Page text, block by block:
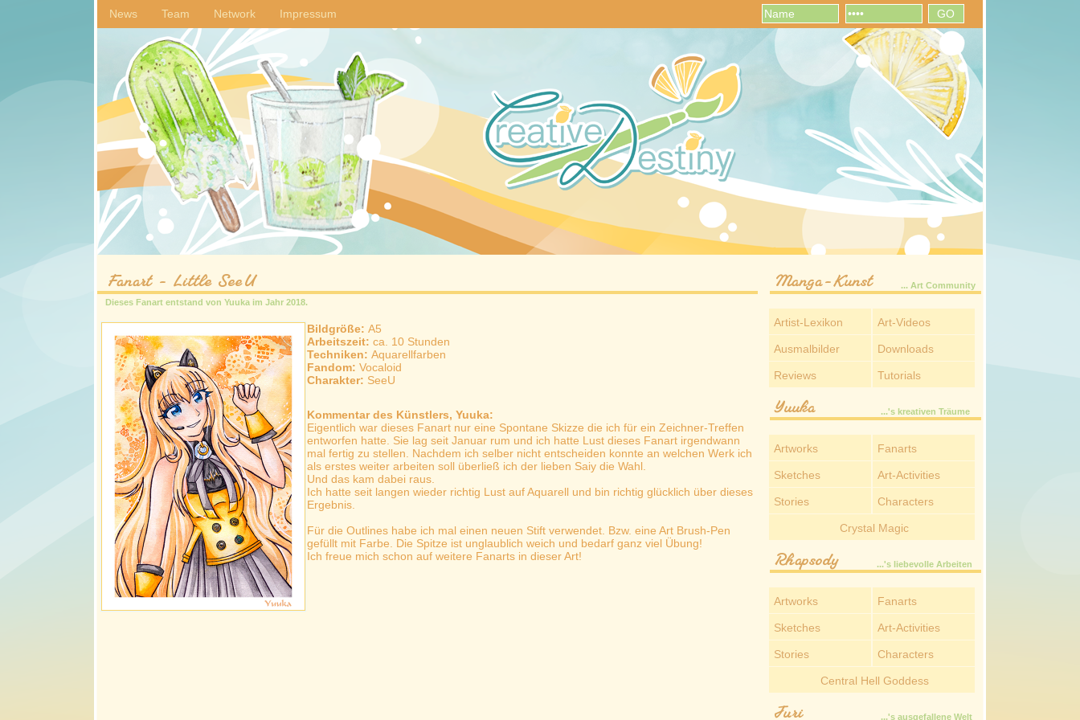
News Team Network Impressum
Fanart - Little SeeU
Dieses Fanart entstand von Yuuka im Jahr 2018.
Bildgröße: A5
Arbeitszeit: ca. 10 Stunden
Techniken: Aquarellfarben
Fandom: Vocaloid
Charakter: SeeU
Kommentar des Künstlers, Yuuka:
Eigentlich war dieses Fanart nur eine Spontane Skizze die ich für ein Zeichner-Treffen
entworfen hatte. Sie lag seit Januar rum und ich hatte Lust dieses Fanart irgendwann
mal fertig zu stellen. Nachdem ich selber nicht entscheiden konnte an welchen Werk ich
als erstes weiter arbeiten soll überließ ich der lieben Saiy die Wahl.
Und das kam dabei raus.
Ich hatte seit langen wieder richtig Lust auf Aquarell und bin richtig glücklich über dieses
Ergebnis.
Für die Outlines habe ich mal einen neuen Stift verwendet. Bzw. eine Art Brush-Pen
gefüllt mit Farbe. Die Spitze ist unglaublich weich und bedarf ganz viel Übung!
Ich freue mich schon auf weitere Fanarts in dieser Art!
Manga-Kunst ... Art Community
Artist-Lexikon Art-Videos
Ausmalbilder Downloads
Reviews Tutorials
Yuuka ...'s kreativen Träume
Artworks Fanarts
Sketches Art-Activities
Stories Characters
Crystal Magic
Rhapsody ...'s liebevolle Arbeiten
Artworks Fanarts
Sketches Art-Activities
Stories Characters
Central Hell Goddess
Juri ...'s ausgefallene Welt